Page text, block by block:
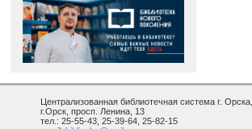
Централизованная библиотечная система г.
г.Орск, просп. Ленина, 13
тел.: 25-55-43, 25-39-64, 25-82-15